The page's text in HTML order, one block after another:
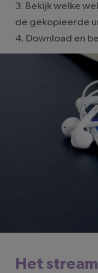
3. Bekijk welke
de gekopieerde
4. Download en
Het